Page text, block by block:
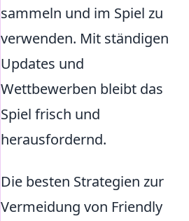
sammeln und im Spiel zu
verwenden. Mit ständigen
Updates und
Wettbewerben bleibt das
Spiel frisch und
herausfordernd.
Die besten Strategien zur
Vermeidung von Friendly